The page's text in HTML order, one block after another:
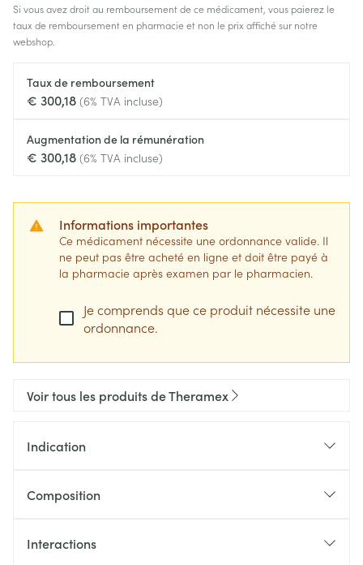
Si vous avez droit au remboursement de ce médicament, vous paierez le
taux de remboursement en pharmacie et non le prix affiché sur notre
webshop.
Taux de remboursement
€ 300,18 (6% TVA incluse)
Augmentation de la rémunération
€ 300,18 (6% TVA incluse)
Informations importantes
Ce médicament nécessite une ordonnance valide. Il
ne peut pas être acheté en ligne et doit être payé à
la pharmacie après examen par le pharmacien.
Je comprends que ce produit nécessite une
ordonnance.
Voir tous les produits de Theramex
Indication
Composition
Interactions